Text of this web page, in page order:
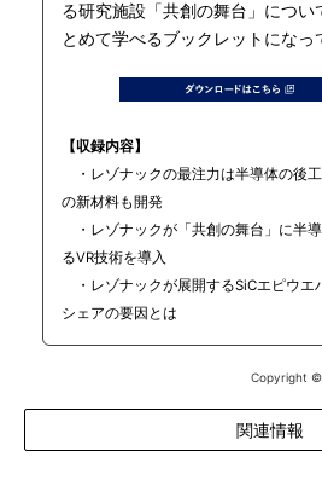
る研究施設「共創の舞台」につい
とめて学べるブックレットになっ
【収録内容】
・レゾナックの最注力は半導体の後
の新材料も開発
・レゾナックが「共創の舞台」に半
るVR技術を導入
・レゾナックが展開するSiCエピウエ
シェアの要因とは
Copyright ©
関連情報